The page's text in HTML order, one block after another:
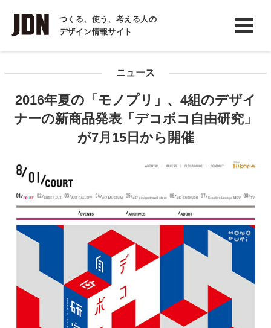
つくる、使う、考える人の
デザイン情報サイト
INTERVIEW
インタビュー
COLUMN
ニュース
2016年夏の「モノプリ」、4組のデザイ
ナーの新商品発表「デコボコ自由研究」
が7月15日から開催